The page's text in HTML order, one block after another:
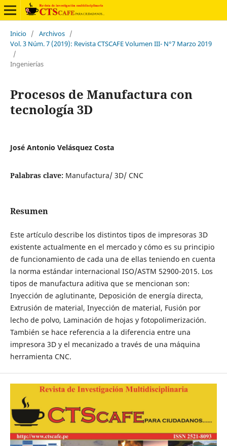
Inicio / Archivos /
Vol. 3 Núm. 7 (2019): Revista CTSCAFE Volumen III- N°7 Marzo 2019
/
Ingenierías
Procesos de Manufactura con
tecnología 3D
José Antonio Velásquez Costa
Palabras clave: Manufactura/ 3D/ CNC
Resumen
Este artículo describe los distintos tipos de impresoras 3D
existente actualmente en el mercado y cómo es su principio
de funcionamiento de cada una de ellas teniendo en cuenta
la norma estándar internacional ISO/ASTM 52900-2015. Los
tipos de manufactura aditiva que se mencionan son:
Inyección de aglutinante, Deposición de energía directa,
Extrusión de material, Inyección de material, Fusión por
lecho de polvo, Laminación de hojas y fotopolimerización.
También se hace referencia a la diferencia entre una
impresora 3D y el mecanizado a través de una máquina
herramienta CNC.